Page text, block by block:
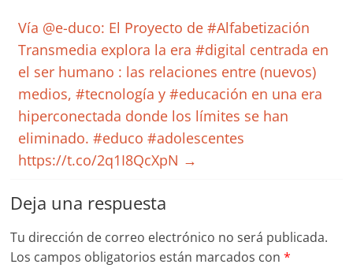
Vía @e-duco: El Proyecto de #Alfabetización
Transmedia explora la era #digital centrada en
el ser humano : las relaciones entre (nuevos)
medios, #tecnología y #educación en una era
hiperconectada donde los límites se han
eliminado. #educo #adolescentes
https://t.co/2q1I8QcXpN →
Deja una respuesta
Tu dirección de correo electrónico no será publicada.
Los campos obligatorios están marcados con*